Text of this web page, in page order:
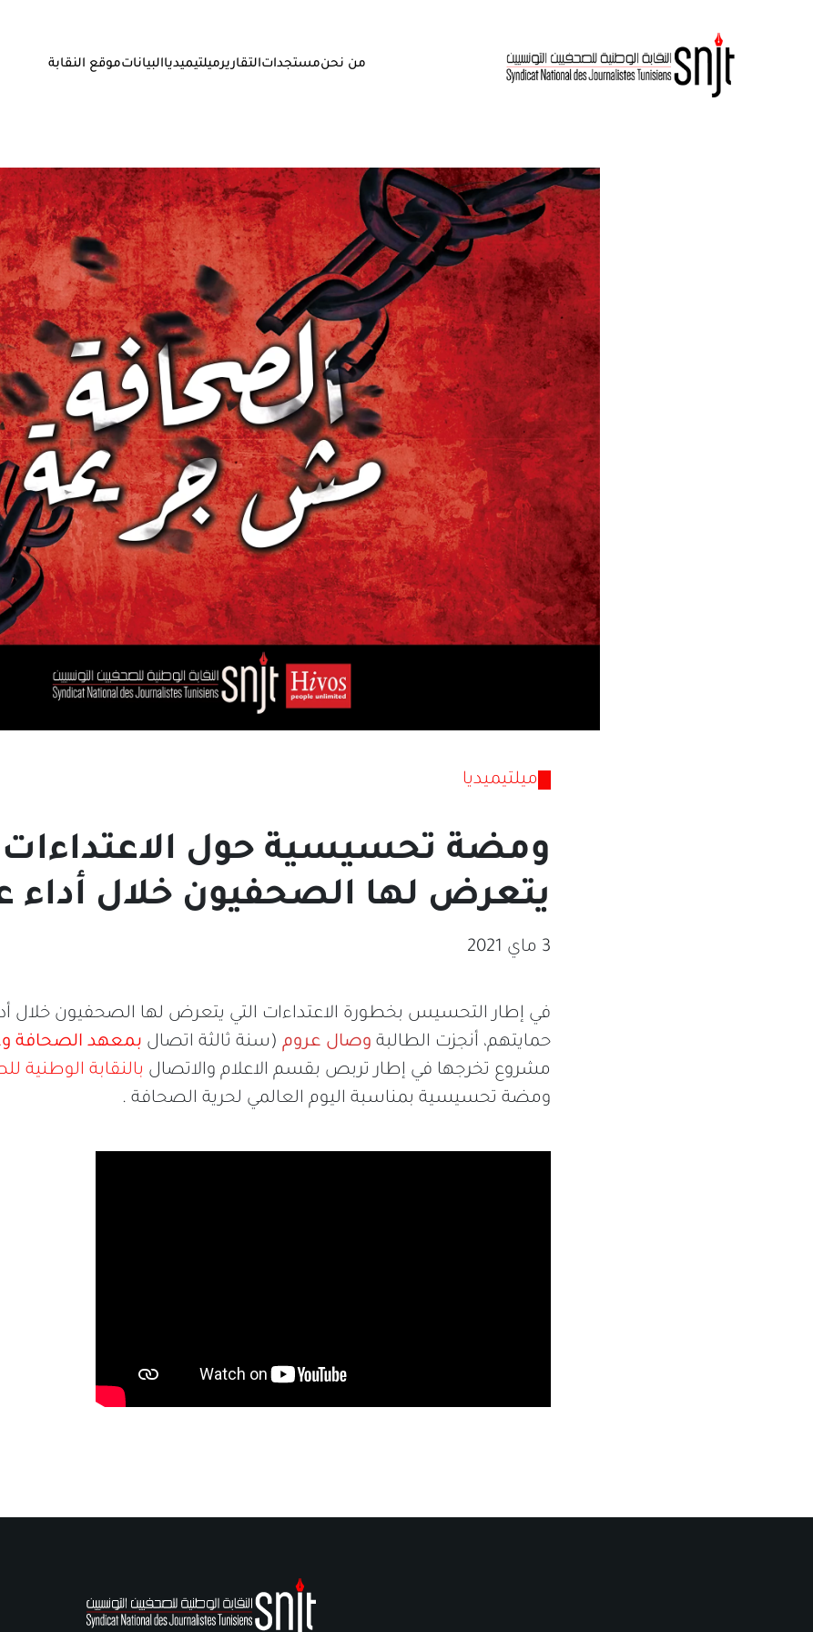
من نحنمستجداتالتقاريرميلتيميدياالبياناتموقع النقابة
ميلتيميديا
ومضة تحسيسية حول الاعتداءات
يتعرض لها الصحفيون خلال أداء
3 ماي 2021
في إطار التحسيس بخطورة الاعتداءات التي يتعرض لها الصحفيون خلال
حمايتهم، أنجزت الطالبة وصال عروم (سنة ثالثة اتصال بمعهد الصحافة
مشروع تخرجها في إطار تربص بقسم الاعلام والاتصال بالنقابة الوطنية
ومضة تحسيسية بمناسبة اليوم العالمي لحرية الصحافة .